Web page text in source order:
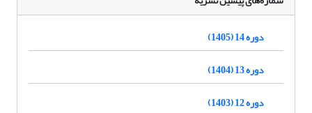
دوره 14 (1405)
دوره 13 (1404)
دوره 12 (1403)